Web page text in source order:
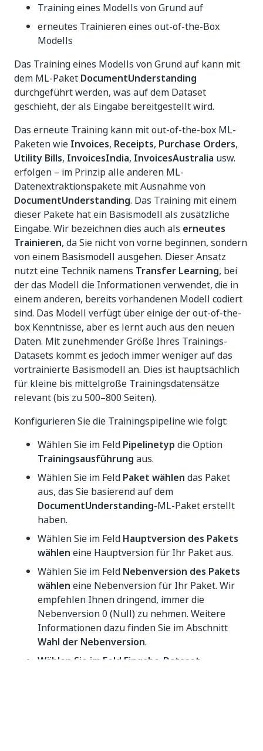
Training eines Modells von Grund auf
erneutes Trainieren eines out-of-the-Box
Modells
Das Training eines Modells von Grund auf kann mit
dem ML-Paket DocumentUnderstanding
durchgeführt werden, was auf dem Dataset
geschieht, der als Eingabe bereitgestellt wird.
Das erneute Training kann mit out-of-the-box ML-
Paketen wie Invoices, Receipts, Purchase Orders,
Utility Bills, InvoicesIndia, InvoicesAustralia usw.
erfolgen – im Prinzip alle anderen ML-
Datenextraktionspakete mit Ausnahme von
DocumentUnderstanding. Das Training mit einem
dieser Pakete hat ein Basismodell als zusätzliche
Eingabe. Wir bezeichnen dies auch als erneutes
Trainieren, da Sie nicht von vorne beginnen, sondern
von einem Basismodell ausgehen. Dieser Ansatz
nutzt eine Technik namens Transfer Learning, bei
der das Modell die Informationen verwendet, die in
einem anderen, bereits vorhandenen Modell codiert
sind. Das Modell verfügt über einige der out-of-the-
box Kenntnisse, aber es lernt auch aus den neuen
Daten. Mit zunehmender Größe Ihres Trainings-
Datasets kommt es jedoch immer weniger auf das
vortrainierte Basismodell an. Dies ist hauptsächlich
für kleine bis mittelgroße Trainingsdatensätze
relevant (bis zu 500–800 Seiten).
Konfigurieren Sie die Trainingspipeline wie folgt:
Wählen Sie im Feld Pipelinetyp die Option
Trainingsausführung aus.
Wählen Sie im Feld Paket wählen das Paket
aus, das Sie basierend auf dem
DocumentUnderstanding-ML-Paket erstellt
haben.
Wählen Sie im Feld Hauptversion des Pakets
wählen eine Hauptversion für Ihr Paket aus.
Wählen Sie im Feld Nebenversion des Pakets
wählen eine Nebenversion für Ihr Paket. Wir
empfehlen Ihnen dringend, immer die
Nebenversion 0 (Null) zu nehmen. Weitere
Informationen dazu finden Sie im Abschnitt
Wahl der Nebenversion.
Wählen Sie im Feld Eingabe-Dataset